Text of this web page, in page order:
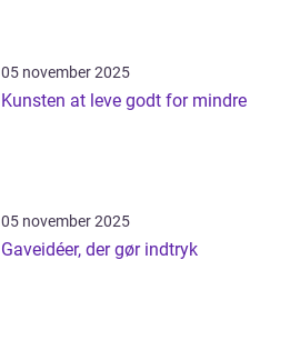
05 november 2025
Kunsten at leve godt for mindre
05 november 2025
Gaveidéer, der gør indtryk